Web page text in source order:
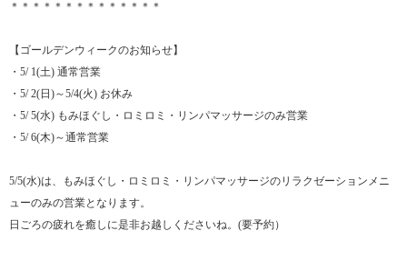
＊＊＊＊＊＊＊＊＊＊＊＊＊＊
【ゴールデンウィークのお知らせ】
・5/ 1(土) 通常営業
・5/ 2(日)～5/4(火) お休み
・5/ 5(水) もみほぐし・ロミロミ・リンパマッサージのみ営業
・5/ 6(木)～通常営業
5/5(水)は、もみほぐし・ロミロミ・リンパマッサージのリラクゼーションメニ
ューのみの営業となります。
日ごろの疲れを癒しに是非お越しくださいね。(要予約）